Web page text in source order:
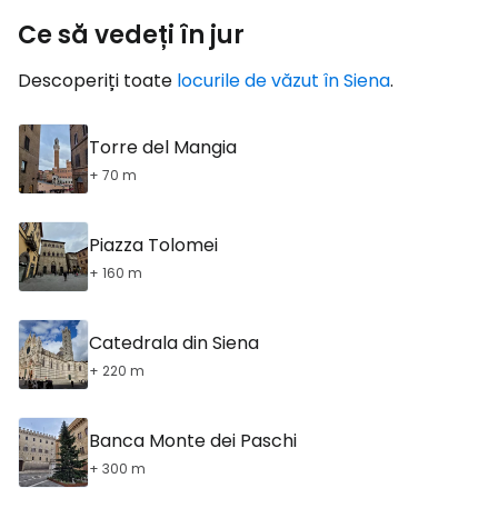
Ce să vedeți în jur
Descoperiți toate locurile de văzut în Siena.
Torre del Mangia
+ 70 m
Piazza Tolomei
+ 160 m
Catedrala din Siena
+ 220 m
Banca Monte dei Paschi
+ 300 m